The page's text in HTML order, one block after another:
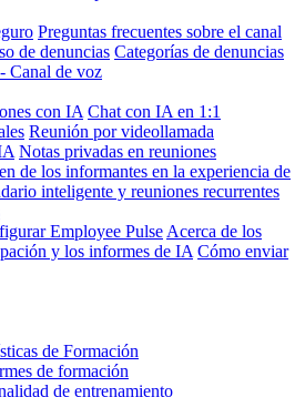
Preguntas frecuentes sobre el canal
de denuncias Categorías de denuncias
Canal de voz
con IA Chat con IA en 1:1
Reunión por videollamada
Notas privadas en reuniones
de los informantes en la experiencia de
inteligente y reuniones recurrentes
Employee Pulse Acerca de los
y los informes de IA Cómo enviar
de Formación
de formación
de entrenamiento